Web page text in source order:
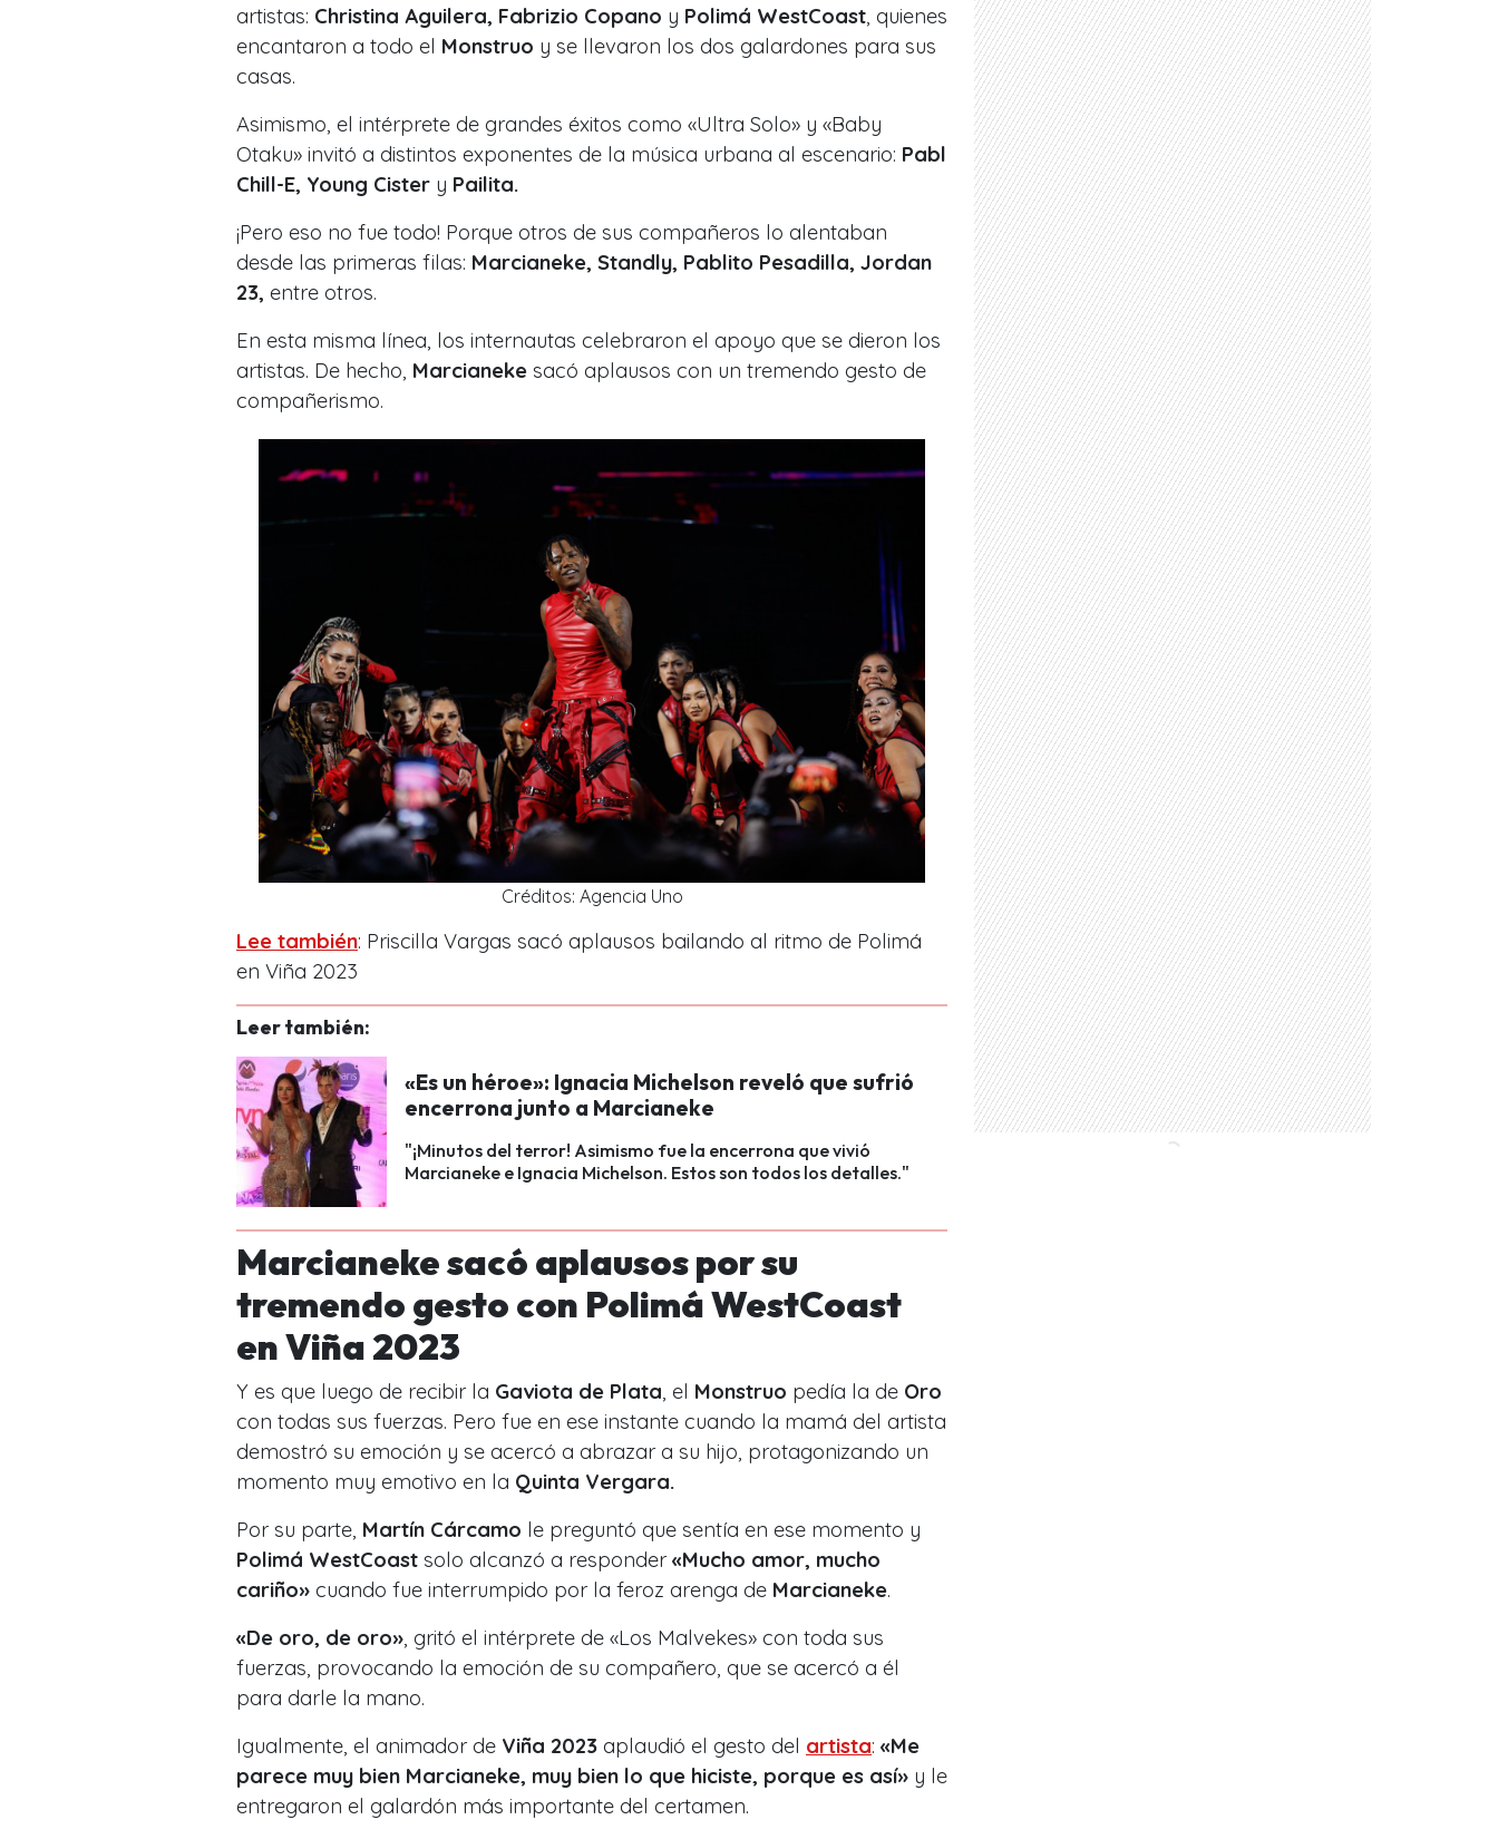
artistas: Christina Aguilera, Fabrizio Copano y Polimá WestCoast , quienes
encantaron a todo el Monstruo y se llevaron los dos galardones para sus
casas.
Asimismo, el intérprete de grandes éxitos como «Ultra Solo» y «Baby
Otaku» invitó a distintos exponentes de la música urbana al escenario: Pabl
Chill-E, Young Cister y Pailita.
¡Pero eso no fue todo! Porque otros de sus compañeros lo alentaban
desde las primeras filas: Marcianeke, Standly, Pablito Pesadilla, Jordan
23, entre otros.
En esta misma línea, los internautas celebraron el apoyo que se dieron los
artistas. De hecho, Marcianeke sacó aplausos con un tremendo gesto de
compañerismo.
Créditos: Agencia Uno
Lee también: Priscilla Vargas sacó aplausos bailando al ritmo de Polimá
en Viña 2023
Leer también:
«Es un héroe»: Ignacia Michelson reveló que sufrió
encerrona junto a Marcianeke
"¡Minutos del terror! Asimismo fue la encerrona que vivió
Marcianeke e Ignacia Michelson. Estos son todos los detalles."
Marcianeke sacó aplausos por su
tremendo gesto con Polimá WestCoast
en Viña 2023
Y es que luego de recibir la Gaviota de Plata, el Monstruo pedía la de Oro
con todas sus fuerzas. Pero fue en ese instante cuando la mamá del artista
demostró su emoción y se acercó a abrazar a su hijo, protagonizando un
momento muy emotivo en la Quinta Vergara.
Por su parte, Martín Cárcamo le preguntó que sentía en ese momento y
Polimá WestCoast solo alcanzó a responder «Mucho amor, mucho
cariño» cuando fue interrumpido por la feroz arenga de Marcianeke.
«De oro, de oro», gritó el intérprete de «Los Malvekes» con toda sus
fuerzas, provocando la emoción de su compañero, que se acercó a él
para darle la mano.
Igualmente, el animador de Viña 2023 aplaudió el gesto del artista: «Me
parece muy bien Marcianeke, muy bien lo que hiciste, porque es así» y le
entregaron el galardón más importante del certamen.